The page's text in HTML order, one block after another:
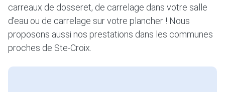
carreaux de dosseret, de carrelage dans votre salle
d’eau ou de carrelage sur votre plancher ! Nous
proposons aussi nos prestations dans les communes
proches de Ste-Croix.